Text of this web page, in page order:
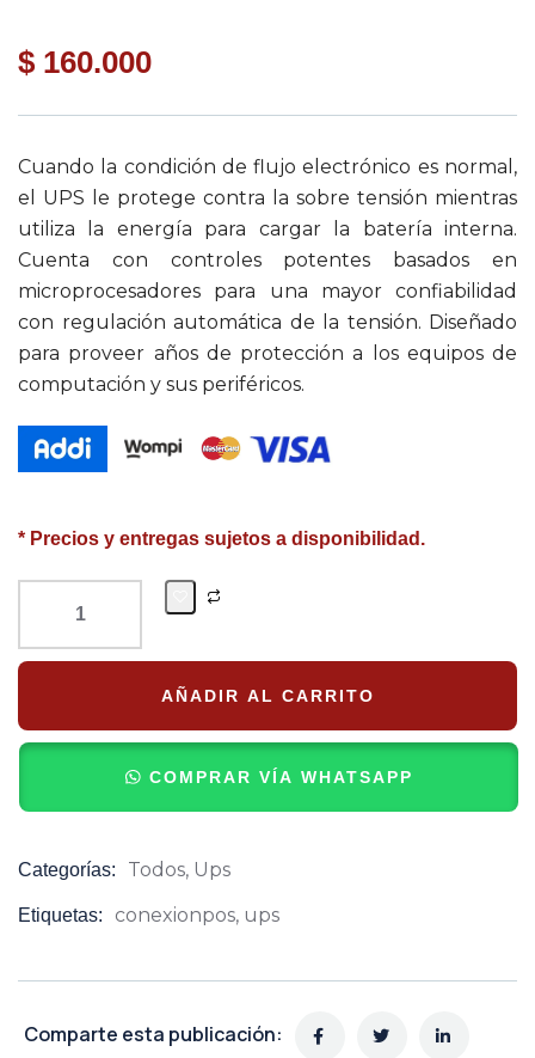
$ 160.000
Cuando la condición de flujo electrónico es normal,
el UPS le protege contra la sobre tensión mientras
utiliza la energía para cargar la batería interna.
Cuenta con controles potentes basados en
microprocesadores para una mayor confiabilidad
con regulación automática de la tensión. Diseñado
para proveer años de protección a los equipos de
computación y sus periféricos.
* Precios y entregas sujetos a disponibilidad.
AÑADIR AL CARRITO
COMPRAR VÍA WHATSAPP
Categorías: Todos, Ups
Etiquetas: conexionpos, ups
Comparte esta publicación: